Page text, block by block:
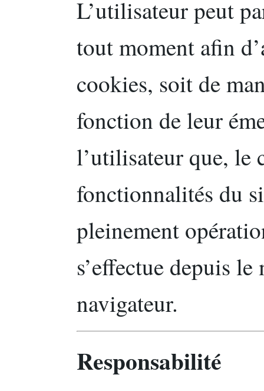
L’utilisateur peut
tout moment afin
cookies, soit de
fonction de leur
l’utilisateur que, le
fonctionnalités du
pleinement
s’effectue depuis le
navigateur.
Responsabilité